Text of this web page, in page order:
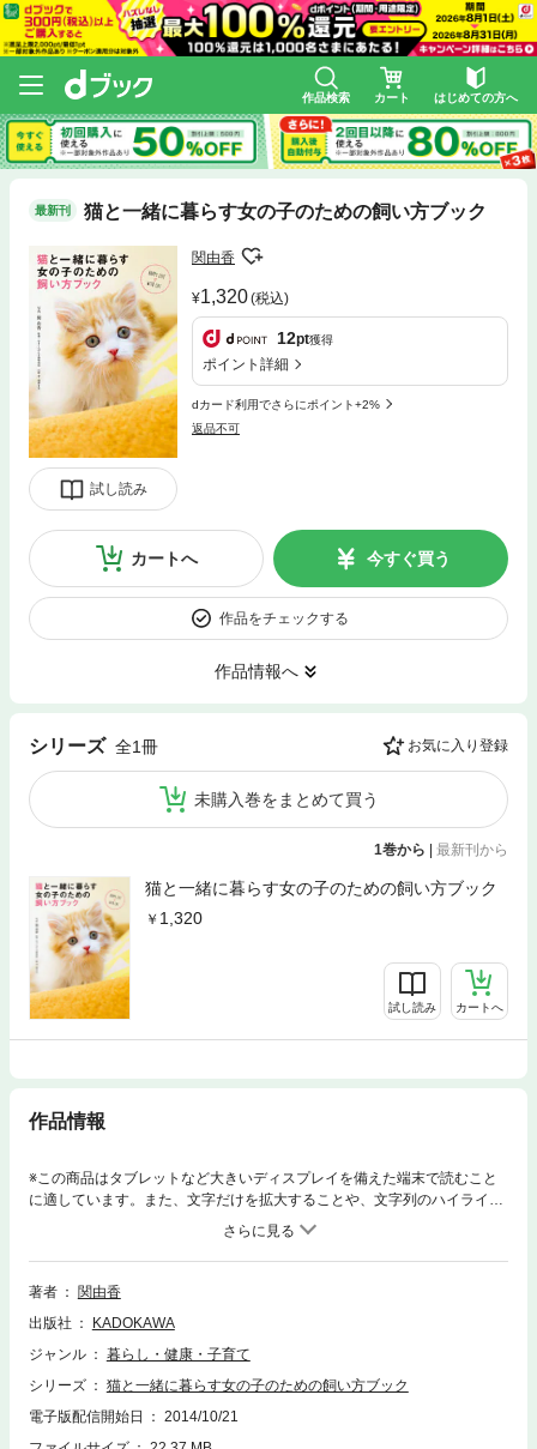
作品検索 カート はじめての方へ
最新刊 猫と一緒に暮らす女の子のための飼い方ブック
試し読み
関由香
1,320(税込)
12pt獲得
ポイント詳細
dカード利用でさらにポイント+2%
返品不可
カートへ 今すぐ買う
作品をチェックする
作品情報へ
シリーズ 全1冊 お気に入り登録
未購入巻をまとめて買う
1巻から | 最新刊から
猫と一緒に暮らす女の子のための飼い方ブック
1,320
試し読み カートへ
作品情報
※この商品はタブレットなど大きいディスプレイを備えた端末で読むこと
に適しています。また、文字だけを拡大することや、文字列のハイライ
ト、検索、辞書の参照、引用などの機能が使用できません。女性のための
猫の飼い方ハウツー本。仕事との両立や、長期旅行をする場合、結婚や出
産によって、家族が増える場合など、あらゆるシーンにあわせ、人気猫写
真家・関由香氏の写真とともに解説していく。
著者
関由香
出版社
KADOKAWA
ジャンル
暮らし・健康・子育て
シリーズ
猫と一緒に暮らす女の子のための飼い方ブック
電子版配信開始日
2014/10/21